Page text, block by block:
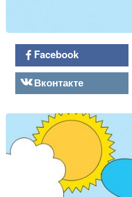
Facebook
Вконтакте